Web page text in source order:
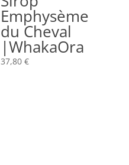
Emphysème
du Cheval
|WhakaOra
37,80€